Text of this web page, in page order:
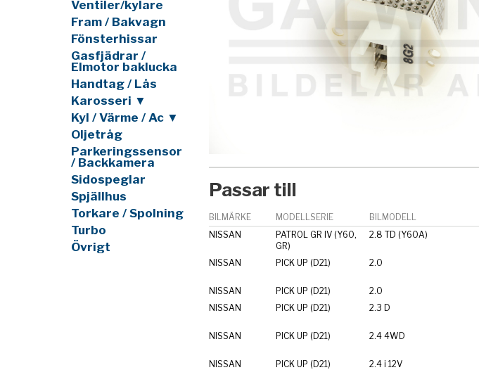
Ventiler/kylare
Fram / Bakvagn
Fönsterhissar
Gasfjädrar /
Elmotor baklucka
Handtag / Lås
Karosseri ▼
Kyl / Värme / Ac ▼
Oljetråg
Parkeringssensor
/ Backkamera
Sidospeglar
Spjällhus
Torkare / Spolning
Turbo
Övrigt
Passar till
BILMÄRKE MODELLSERIE BILMODELL
NISSAN
PATROL GR IV (Y60,
GR)
2.8 TD (Y60A)
NISSAN
PICK UP (D21) 2.0
NISSAN PICK UP (D21) 2.0
NISSAN
PICK UP (D21) 2.3 D
NISSAN PICK UP (D21) 2.4 4WD
NISSAN PICK UP (D21) 2.4 i 12V